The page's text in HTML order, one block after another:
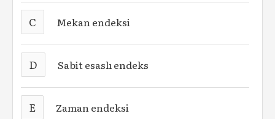
C Mekan endeksi
D Sabit esaslı endeks
E Zaman endeksi